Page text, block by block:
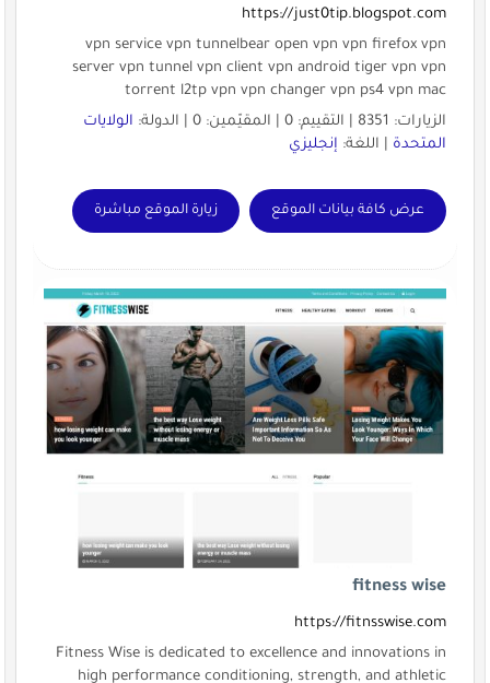
https://just0tip.blogspot.com
vpn service vpn tunnelbear open vpn vpn firefox vpn
server vpn tunnel vpn client vpn android tiger vpn vpn
torrent l2tp vpn vpn changer vpn ps4 vpn mac
الزيارات: 8351 | التقييم: 0 | المقيّمين: 0 | الدولة:
الولايات
المتحدة| اللغة: إنجليزي
عرض كافة بيانات الموقع زيارة الموقع مباشرة
fitness wise
https://fitnsswise.com
Fitness Wise is dedicated to excellence and innovations in
high performance conditioning, strength, and athletic